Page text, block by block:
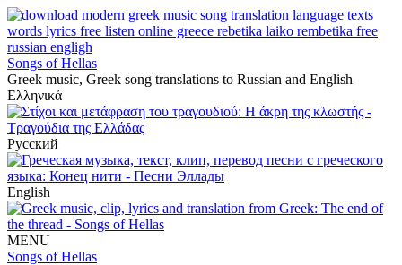
Songs of Hellas
Greek music, Greek song translations to Russian and English
Ελληνικά
Русский
English
MENU
Songs of Hellas